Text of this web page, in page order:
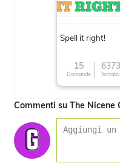
Spell it right!
15
Domande
6373
Commenti su The Nicene